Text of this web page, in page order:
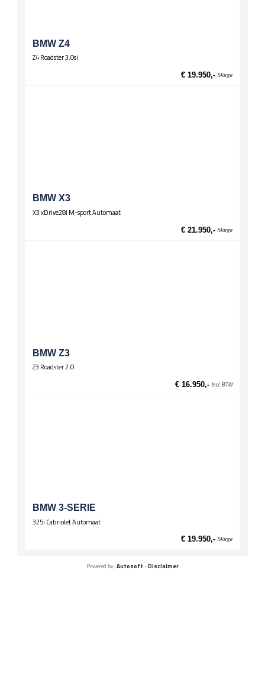
Wielen
Lichtmetalen velgen 16 inch
BMW Z4
Z4 Roadster 3.0si
€ 19.950,- Marge
BMW X3
X3 xDrive28i M-sport Automaat
€ 21.950,- Marge
BMW Z3
Z3 Roadster 2.0
€ 16.950,- Incl. BTW
BMW 3-SERIE
325i Cabriolet Automaat
€ 19.950,- Marge
Powered by: Autosoft -Disclaimer